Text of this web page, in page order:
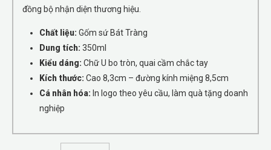
đồng bộ nhận diện thương hiệu.
Chất liệu: Gốm sứ Bát Tràng
Dung tích: 350ml
Kiểu dáng: Chữ U bo tròn, quai cầm chắc tay
Kích thước: Cao 8,3cm – đường kính miệng 8,5cm
Cá nhân hóa: In logo theo yêu cầu, làm quà tặng doanh
nghiệp